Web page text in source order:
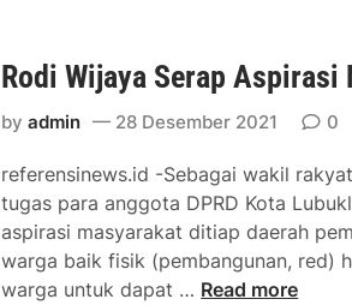
Rodi Wijaya Serap Aspirasi
byadmin 28 Desember 2021 0
referensinews.id -Sebagai wakil
tugas para anggota DPRD Kota
aspirasi masyarakat ditiap daerah
warga baik fisik (pembangunan, red)
warga untuk dapat … R
Read more